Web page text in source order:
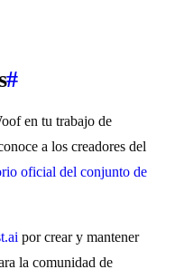
#
en tu trabajo de
a los creadores del
oficial del conjunto de
por crear y mantener
la comunidad de